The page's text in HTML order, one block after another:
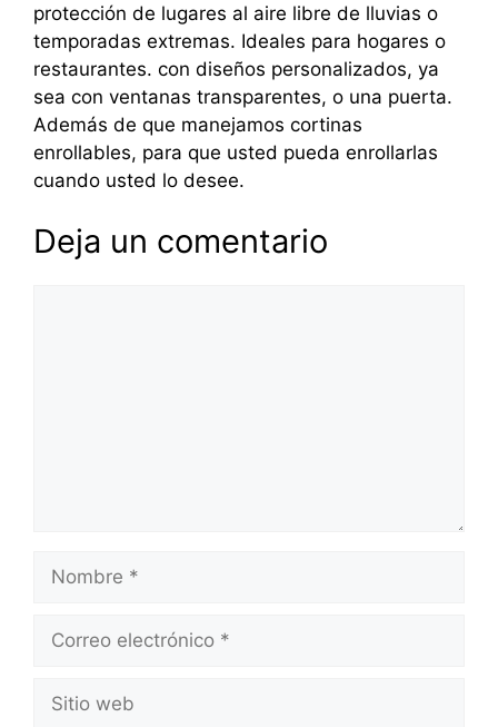
protección de lugares al aire libre de lluvias o
temporadas extremas. Ideales para hogares o
restaurantes. con diseños personalizados, ya
sea con ventanas transparentes, o una puerta.
Además de que manejamos cortinas
enrollables, para que usted pueda enrollarlas
cuando usted lo desee.
Deja un comentario
Nombre
Correo
Sitio
web